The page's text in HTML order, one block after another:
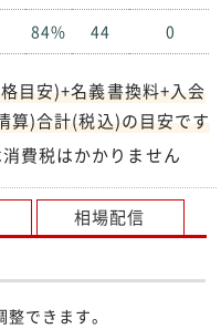
84% 44 0
目安)+名義書換料+入会
算)合計(税込)の目安です
費税はかかりません
相場配信
できます。